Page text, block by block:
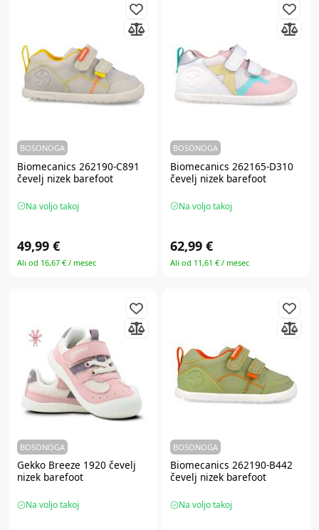
BOSONOGA
Biomecanics 262190-C891
čevelj nizek barefoot
Na voljo takoj
49,99 €
Ali od 16,67 € / mesec
BOSONOGA
Biomecanics 262165-D310
čevelj nizek barefoot
Na voljo takoj
62,99 €
Ali od 11,61 € / mesec
BOSONOGA
Gekko Breeze 1920 čevelj
nizek barefoot
Na voljo takoj
BOSONOGA
Biomecanics 262190-B442
čevelj nizek barefoot
Na voljo takoj